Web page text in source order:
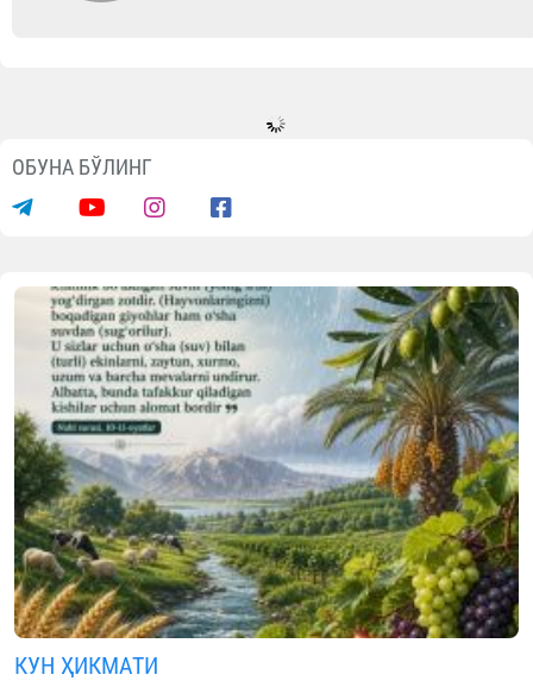
ОБУНА БЎЛИНГ
КУН ҲИКМАТИ